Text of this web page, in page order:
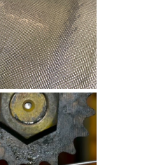
gián Kim Tín 304
sợi 0.5mm khổ 1m
SP: LKTH3040618
85.000 đ